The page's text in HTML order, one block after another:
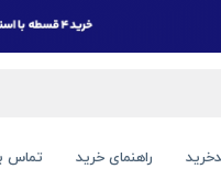
راهنمای خرید تماس